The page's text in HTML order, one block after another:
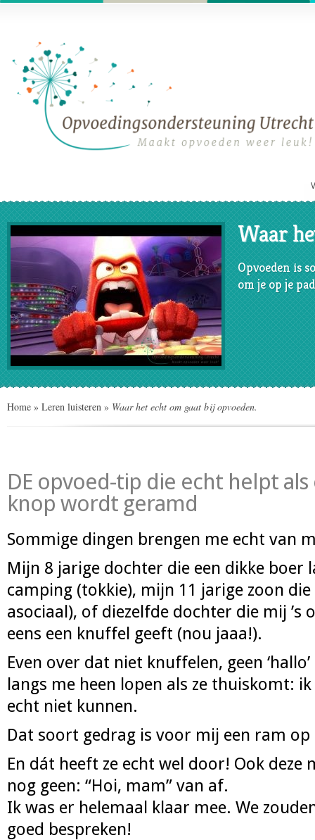
Waar
Opvoeden is
om je op je
Home » Leren luisteren » Waar het echt om gaat bij opvoeden.
DE opvoed-tip die echt helpt
knop wordt geramd
Sommige dingen brengen me echt van
Mijn 8 jarige dochter die een dikke boer
camping (tokkie), mijn 11 jarige zoon
asociaal), of diezelfde dochter die mij ’s
eens een knuffel geeft (nou jaaa!).
Even over dat niet knuffelen, geen
langs me heen lopen als ze thuiskomt:
echt niet kunnen.
Dat soort gedrag is voor mij een ram
En dát heeft ze echt wel door! Ook deze
nog geen: “Hoi, mam” van af.
Ik was er helemaal klaar mee. We
goed bespreken!